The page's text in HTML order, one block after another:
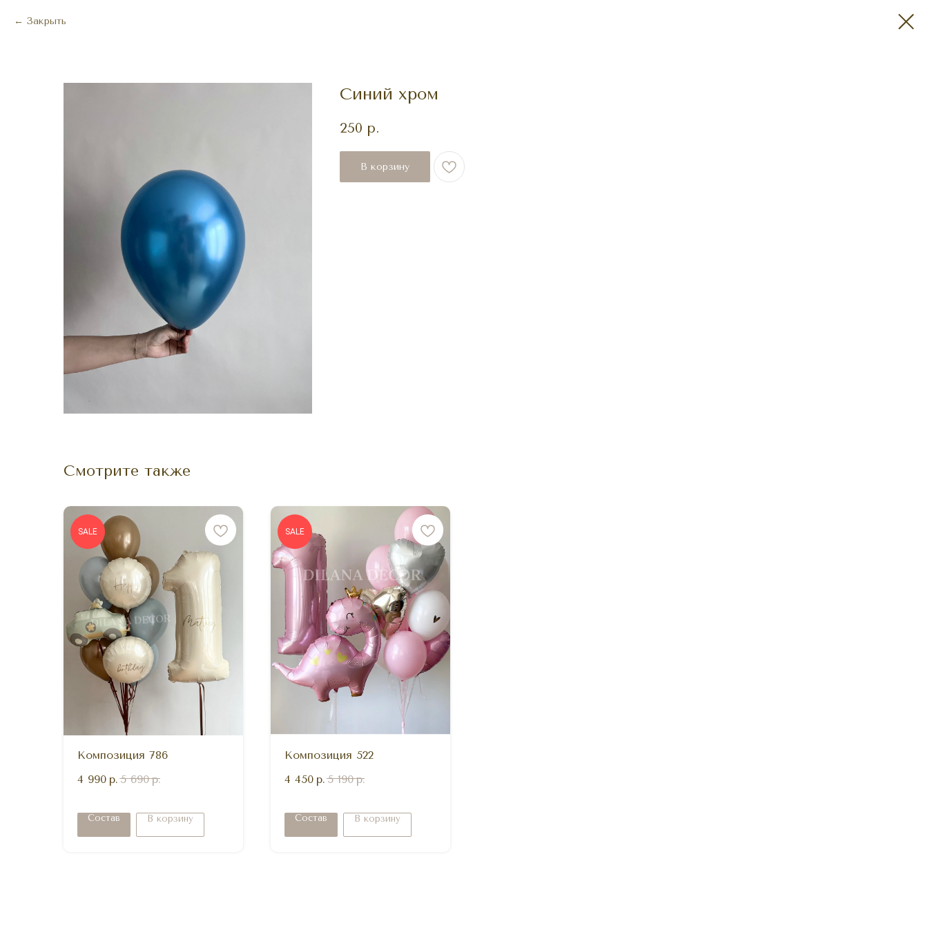
Закрыть
Синий хром
250 р.
В корзину
Смотрите также
SALE
Композиция 786
4 990 р. 5 690 р.
Состав В корзину
SALE
Композиция 522
4 450 р. 5 190 р.
Состав В корзину